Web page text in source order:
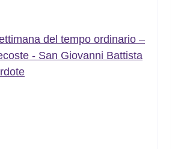
del tempo ordinario –
- San Giovanni Battista